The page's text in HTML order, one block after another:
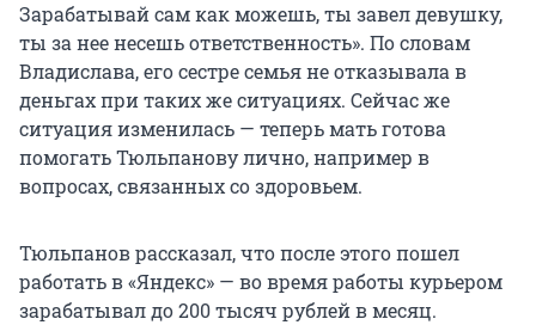
Зарабатывай сам как можешь, ты завел девушку,
ты за нее несешь ответственность». По словам
Владислава, его сестре семья не отказывала в
деньгах при таких же ситуациях. Сейчас же
ситуация изменилась — теперь мать готова
помогать Тюльпанову лично, например в
вопросах, связанных со здоровьем.
Тюльпанов рассказал, что после этого пошел
работать в «Яндекс» — во время работы курьером
зарабатывал до 200 тысяч рублей в месяц.